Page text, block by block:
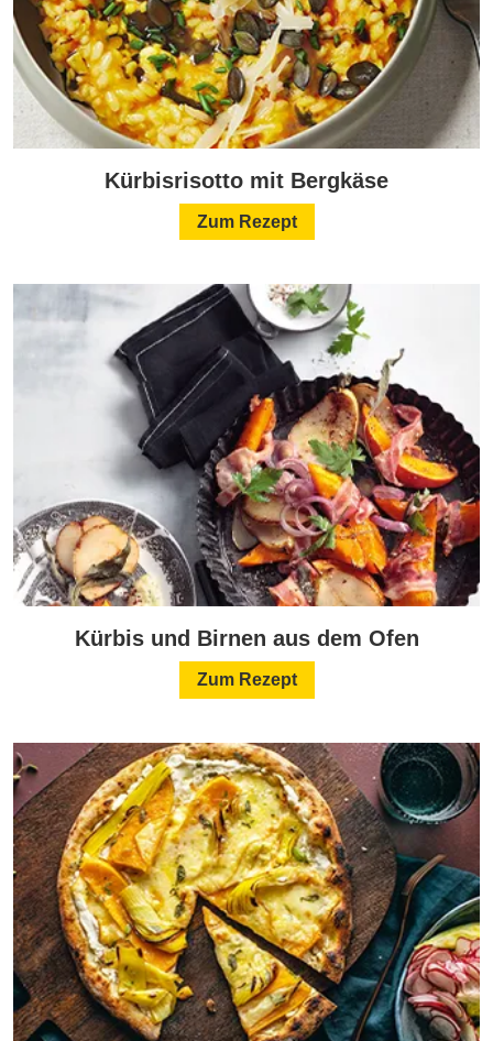
Kürbisrisotto mit Bergkäse
Zum Rezept
Kürbis und Birnen aus dem Ofen
Zum Rezept